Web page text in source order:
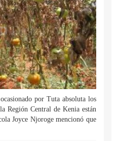
por Tuta absoluta los
Región Central de Kenia están
Joyce Njoroge mencionó que